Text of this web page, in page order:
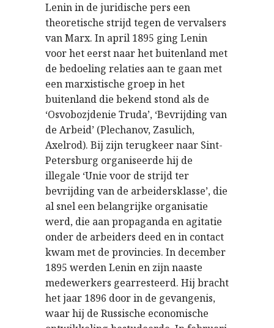
Lenin in de juridische pers een
theoretische strijd tegen de vervalsers
van Marx. In april 1895 ging Lenin
voor het eerst naar het buitenland met
de bedoeling relaties aan te gaan met
een marxistische groep in het
buitenland die bekend stond als de
‘Osvobozjdenie Truda’, ‘Bevrijding van
de Arbeid’ (Plechanov, Zasulich,
Axelrod). Bij zijn terugkeer naar Sint-
Petersburg organiseerde hij de
illegale ‘Unie voor de strijd ter
bevrijding van de arbeidersklasse’, die
al snel een belangrijke organisatie
werd, die aan propaganda en agitatie
onder de arbeiders deed en in contact
kwam met de provincies. In december
1895 werden Lenin en zijn naaste
medewerkers gearresteerd. Hij bracht
het jaar 1896 door in de gevangenis,
waar hij de Russische economische